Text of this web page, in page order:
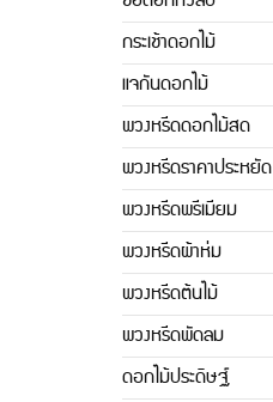
กระเช้าดอกไม้
แจกันดอกไม้
พวงหรีดดอกไม้สด
พวงหรีดราคาประหยัด
พวงหรีดพรีเมียม
พวงหรีดผ้าห่ม
พวงหรีดต้นไม้
พวงหรีดพัดลม
ดอกไม้ประดิษฐ์